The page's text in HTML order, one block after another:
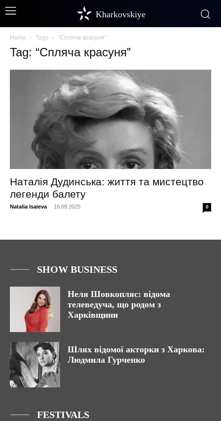
Kharkovskiye
Home Tags “Спляча красуня”
Tag: “Спляча красуня”
Наталія Дудинська: життя та мистецтво
легенди балету
Natalia Isaieva - 16.09.2025 0
SHOW BUSINESS
Неля Шовкопляс: відома
телеведуча, що родом з
Харківщини
Шлях відомої акторки з Харкова:
Людмила Гурченко
FESTIVALS